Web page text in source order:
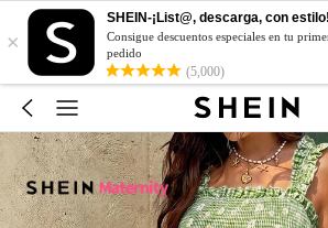
×
SHEIN-¡List@, descarga, con estilo!
Consigue descuentos especiales en tu
pedido
(5,000)